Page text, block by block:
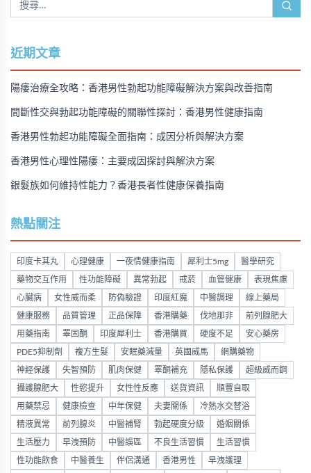
近期文章
陽痿治療全攻略：香港男性勃起功能障礙解決方案與改善指南
間斷性交與勃起功能障礙的關聯性探討：香港男性健康指南
香港男性勃起功能障礙全面指南：成因分析與解決方案
香港男性心理性陽痿：主要成因探討與解決方案
銀髮族如何維持性能力？香港長者性健康保養指南
熱點關注
印度卡其丸 心理健康 一夜情健康指南 犀利士5mg 醫學研究
藥物交互作用 性功能障礙 異常勃起 戒菸 血管健康 表現焦慮
心臟病 女性威而柔 防偽驗證 印度紅魔 中醫調理 線上藥局
健康服務 品質管理 正品保障 香港購藥 伐地那非 前列腺肥大
用藥指南 睪固酮 印度犀利士 香港購買 硬度不足 安心藥房
PDE5抑制劑 複方生髮 安眠藥減量 英國威馬 網購藥物
神經保護 失智預防 肌肉保健 睪酮補充 隱私保護 超級威而鋼
攝護腺肥大 性慾提升 女性性反應 送貨資訊 順豐自取
用藥禁忌 健康檢查 中年保健 夫妻關係 冷熱水交替浴
精液異常 前列腺炎 中醫補腎 勃起硬度分級 婚姻關係
生活壓力 早洩預防 中醫誤區 不良生活習慣 生活習慣
性功能飲食 中醫養生 伴侶溝通 香港男性 早洩護理